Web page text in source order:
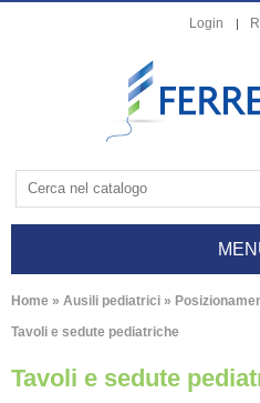
Login
Home » Ausili pediatrici »
Tavoli e sedute pediatriche
Tavoli e sedute